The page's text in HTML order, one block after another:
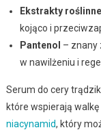
Ekstrakty roślinne
kojąco i
Pantenol – znany
w nawilżeniu i
Serum do cery
które wspierają
niacynamid, który